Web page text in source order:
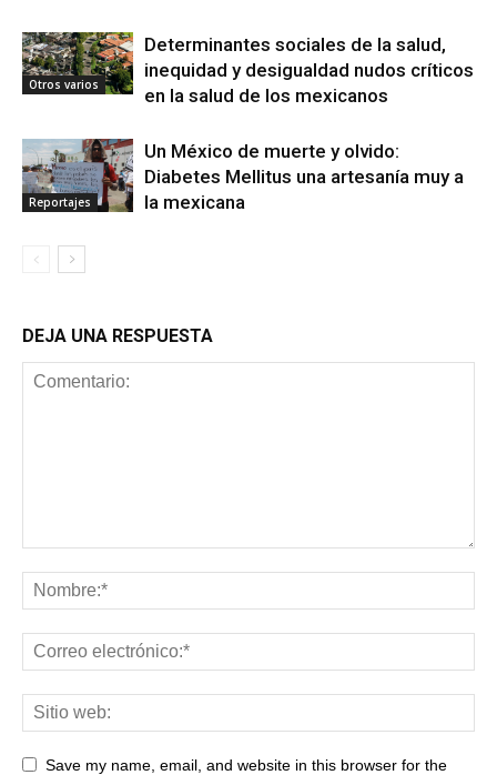
Otros varios
Determinantes sociales de la salud,
inequidad y desigualdad nudos críticos
en la salud de los mexicanos
Reportajes
Un México de muerte y olvido:
Diabetes Mellitus una artesanía muy a
la mexicana
DEJA UNA RESPUESTA
Save my name, email, and website in this browser for the